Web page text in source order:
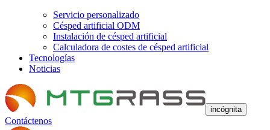
Servicio personalizado
Césped artificial ODM
Instalación de césped artificial
Calculadora de costes de césped artificial
Tecnologías
Noticias
incógnita
Contáctenos